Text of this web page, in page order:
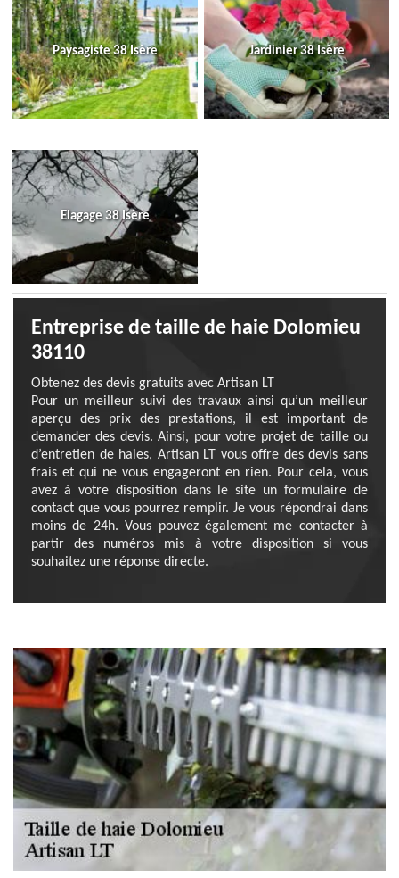
Paysagiste 38 Isère Jardinier 38 Isère
Elagage 38 Isère
Entreprise de taille de haie Dolomieu
38110
Obtenez des devis gratuits avec Artisan LT
Pour un meilleur suivi des travaux ainsi qu’un meilleur
aperçu des prix des prestations, il est important de
demander des devis. Ainsi, pour votre projet de taille ou
d’entretien de haies, Artisan LT vous offre des devis sans
frais et qui ne vous engageront en rien. Pour cela, vous
avez à votre disposition dans le site un formulaire de
contact que vous pourrez remplir. Je vous répondrai dans
moins de 24h. Vous pouvez également me contacter à
partir des numéros mis à votre disposition si vous
souhaitez une réponse directe.